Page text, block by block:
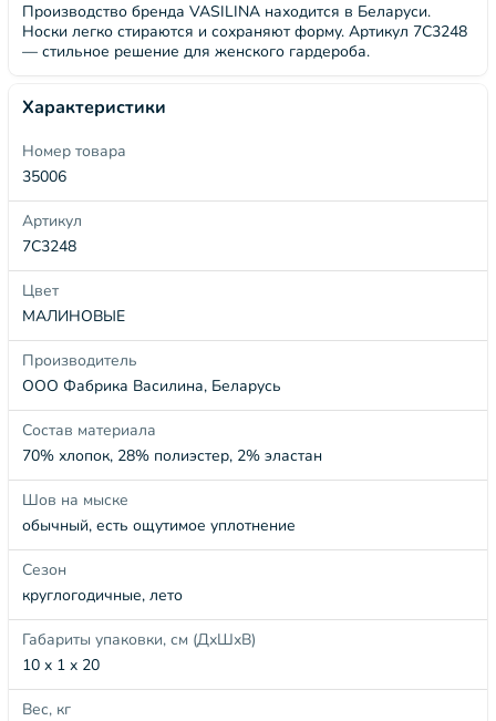
Производство бренда VASILINA находится в Беларуси.
Носки легко стираются и сохраняют форму. Артикул 7С3248
— стильное решение для женского гардероба.
Характеристики
Номер товара
35006
Артикул
7С3248
Цвет
МАЛИНОВЫЕ
Производитель
ООО Фабрика Василина, Беларусь
Состав материала
70% хлопок, 28% полиэстер, 2% эластан
Шов на мыске
обычный, есть ощутимое уплотнение
Сезон
круглогодичные, лето
Габариты упаковки, см (ДхШхВ)
10 x 1 x 20
Вес, кг